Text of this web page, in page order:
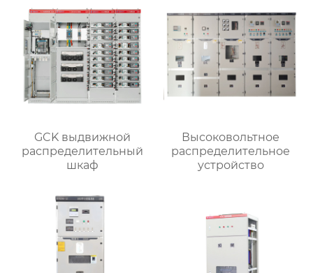
GCK выдвижной
распределительный
шкаф
Высоковольтное
распределительное
устройство